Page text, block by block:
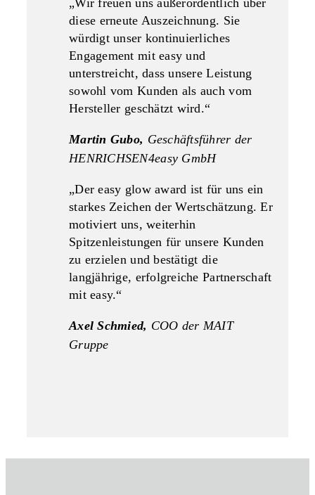
„Wir freuen uns außerordentlich über
diese erneute Auszeichnung. Sie
würdigt unser kontinuierliches
Engagement mit easy und
unterstreicht, dass unsere Leistung
sowohl vom Kunden als auch vom
Hersteller geschätzt wird.“
Martin Gubo, Geschäftsführer der
HENRICHSEN4easy GmbH
„Der easy glow award ist für uns ein
starkes Zeichen der Wertschätzung. Er
motiviert uns, weiterhin
Spitzenleistungen für unsere Kunden
zu erzielen und bestätigt die
langjährige, erfolgreiche Partnerschaft
mit easy.“
Axel Schmied, COO der MAIT
Gruppe